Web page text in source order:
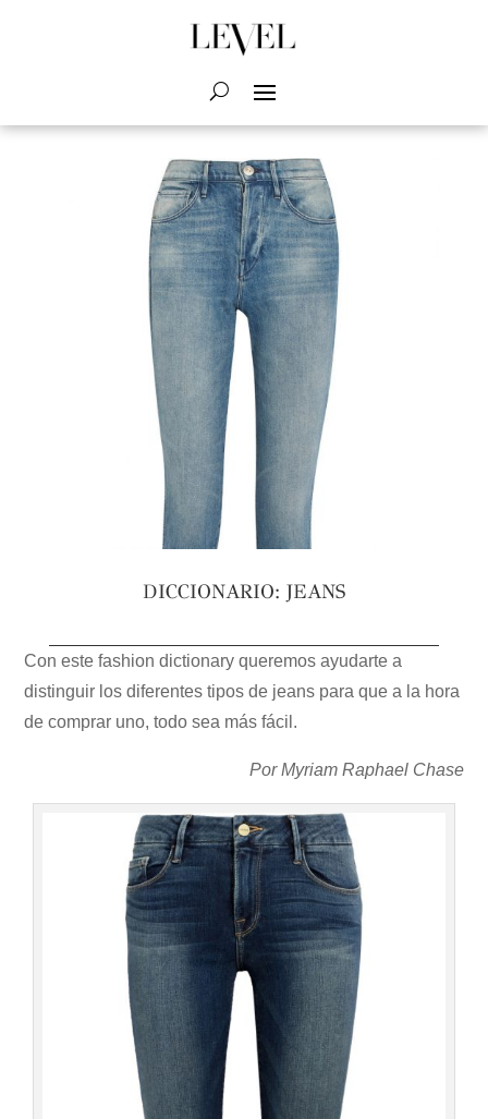
DICCIONARIO: JEANS
Con este fashion dictionary queremos ayudarte a
distinguir los diferentes tipos de jeans para que a la hora
de comprar uno, todo sea más fácil.
Por Myriam Raphael Chase